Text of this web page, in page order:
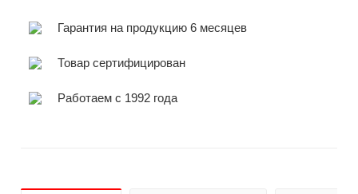
Гарантия на продукцию 6 месяцев
Товар сертифицирован
Работаем с 1992 года